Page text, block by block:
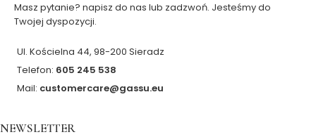
Masz pytanie? napisz do nas lub zadzwoń. Jesteśmy do
Twojej dyspozycji.
Ul. Kościelna 44, 98-200 Sieradz
Telefon: 605 245 538
Mail: customercare@gassu.eu
NEWSLETTER